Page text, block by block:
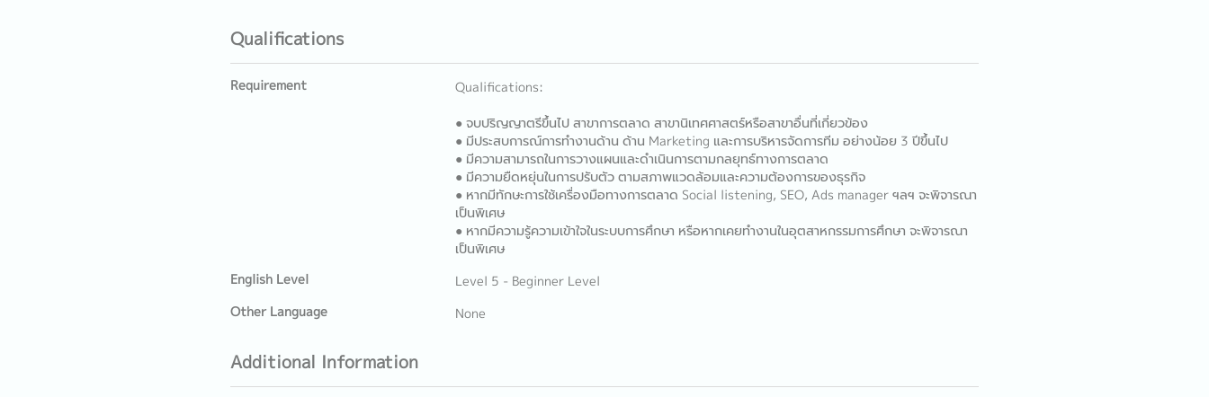
Qualifications
Requirement
Qualifications:
● จบปริญญาตรีขึ้นไป สาขาการตลาด สาขานิเทศศาสตร์หรือสาขาอื่นที่เกี่ยวข้อง
● มีประสบการณ์การทำงานด้าน ด้าน Marketing และการบริหารจัดการทีม อย่างน้อย 3 ปีขึ้นไป
● มีความสามารถในการวางแผนและดำเนินการตามกลยุทธ์ทางการตลาด
● มีความยืดหยุ่นในการปรับตัว ตามสภาพแวดล้อมและความต้องการของธุรกิจ
● หากมีทักษะการใช้เครื่องมือทางการตลาด Social listening, SEO, Ads manager ฯลฯ จะพิจารณา
เป็นพิเศษ
● หากมีความรู้ความเข้าใจในระบบการศึกษา หรือหากเคยทำงานในอุตสาหกรรมการศึกษา จะพิจารณา
เป็นพิเศษ
English Level
Level 5 - Beginner Level
Other Language
None
Additional Information